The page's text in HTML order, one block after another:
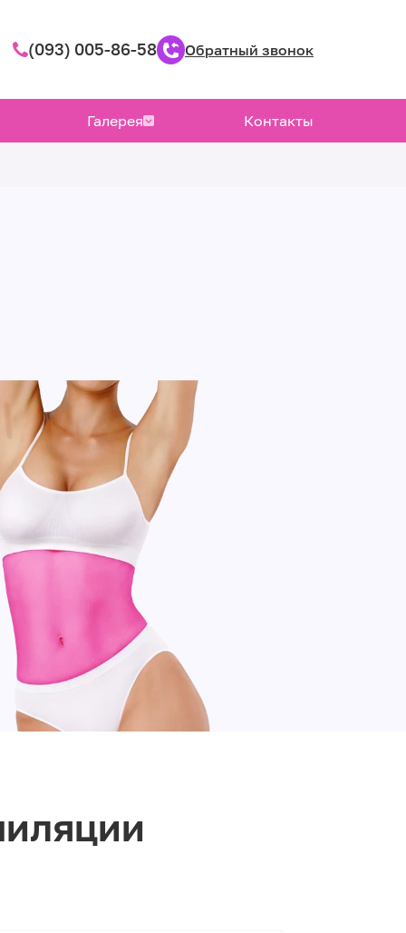
(093) 005-86-58 Обратный звонок
Галерея Контакты